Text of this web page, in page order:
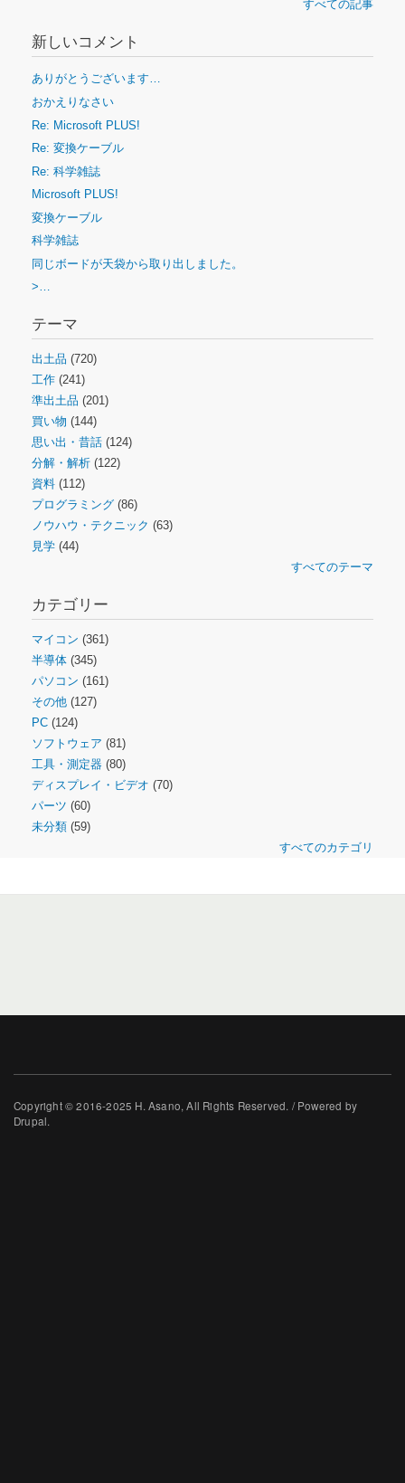
すべての記事
新しいコメント
ありがとうございます…
おかえりなさい
Re: Microsoft PLUS!
Re: 変換ケーブル
Re: 科学雑誌
Microsoft PLUS!
変換ケーブル
科学雑誌
同じボードが天袋から取り出しました。
>…
テーマ
出土品 (720)
工作 (241)
準出土品 (201)
買い物 (144)
思い出・昔話 (124)
分解・解析 (122)
資料 (112)
プログラミング (86)
ノウハウ・テクニック (63)
見学 (44)
すべてのテーマ
カテゴリー
マイコン (361)
半導体 (345)
パソコン (161)
その他 (127)
PC (124)
ソフトウェア (81)
工具・測定器 (80)
ディスプレイ・ビデオ (70)
パーツ (60)
未分類 (59)
すべてのカテゴリ
Copyright © 2016-2025 H. Asano, All Rights Reserved. / Powered by
Drupal.